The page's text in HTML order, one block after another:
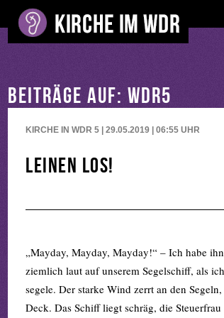
BEITRÄGE AUF: WDR5
KIRCHE IN WDR 5 | 29.05.2019 | 06:55 UHR
Leinen los!
„Mayday, Mayday, Mayday!“ – Ich habe
ziemlich laut auf unserem Segelschiff, als
segele. Der starke Wind zerrt an den
Deck. Das Schiff liegt schräg, die